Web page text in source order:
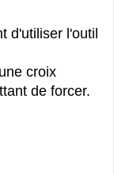
d'utiliser l'outil
croix
de forcer.